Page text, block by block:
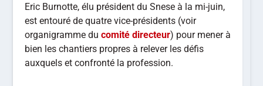
Eric Burnotte, élu président du Snese à la mi-juin,
est entouré de quatre vice-présidents (voir
organigramme ducomité directeur) pour mener à
bien les chantiers propres à relever les défis
auxquels et confronté la profession.